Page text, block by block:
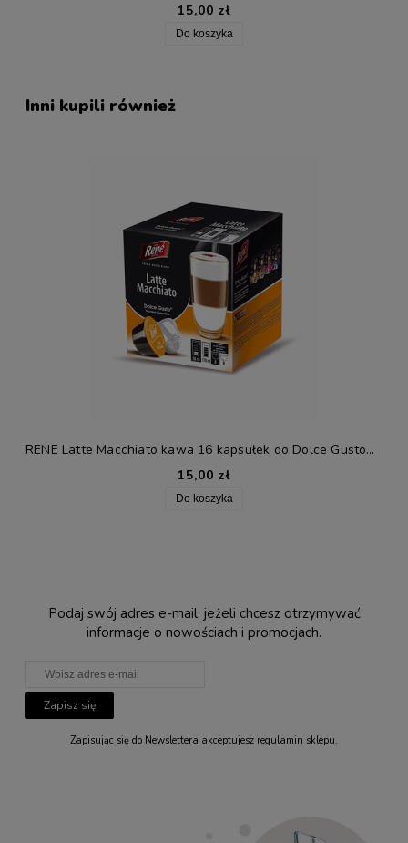
15,00 zł
Do koszyka
Inni kupili również
RENE Latte Macchiato kawa 16 kapsułek do Dolce Gusto®*
15,00 zł
Do koszyka
Podaj swój adres e-mail, jeżeli chcesz otrzymywać
informacje o nowościach i promocjach.
Zapisz się
Zapisując się do Newslettera akceptujesz regulamin sklepu.